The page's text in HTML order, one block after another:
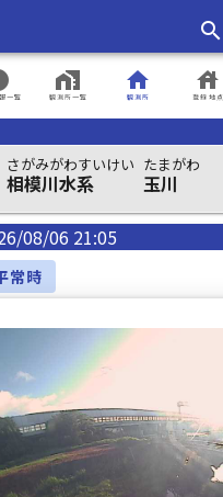
search
一覧 観測所一覧
home_work
観測所
home
登録地点
house
さがみがわすいけい
相模川水系
たまがわ
玉川
08/06 21:05
常時